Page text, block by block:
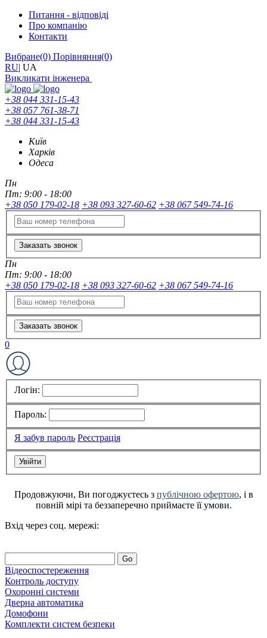
Питання - відповіді
Про компанію
Контакти
Вибране(0) Порівняння(0)
RU| UA
Викликати інженера
+38 044 331-15-43
+38 057 761-38-71
+38 044 331-15-43
Київ
Харків
Одеса
Пн
Пт: 9:00 - 18:00
+38 050 179-02-18 +38 093 327-60-62 +38 067 549-74-16
Заказать звонок
Пн
Пт: 9:00 - 18:00
+38 050 179-02-18 +38 093 327-60-62 +38 067 549-74-16
Заказать звонок
0
Логін:
Пароль:
Я забув пароль Реєстрація
Продовжуючи, Ви погоджуєтесь з публічною офертою, і в
повній мірі та беззаперечно приймаєте її умови.
Вхід через соц. мережі:
Go
Відеоспостереження
Контроль доступу
Охоронні системи
Дверна автоматика
Домофони
Комплекти систем безпеки